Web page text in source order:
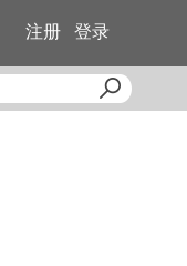
注册 登录